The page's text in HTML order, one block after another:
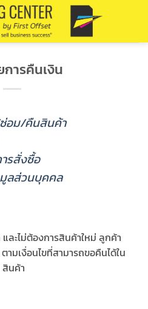
การคืนเงิน
อม/คืนสินค้า
รสั่งซื้อ
ลส่วนบุคคล
ะไม่ต้องการสินค้าใหม่ ลูกค้า
ามเงื่อนไขที่สามารถขอคืนได้ใน
นค้า